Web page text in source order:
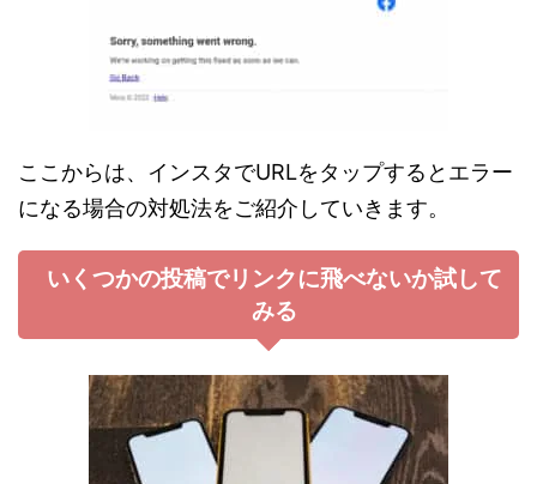
ここからは、インスタでURLをタップするとエラー
になる場合の対処法をご紹介していきます。
いくつかの投稿でリンクに飛べないか試して
みる